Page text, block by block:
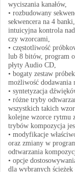
wyciszania kanałów,
• rozbudowany
sekwencera na 4
intuicyjna kontrola
czy wzorcami,
• częstotliwość
lub 8 bitów, program
płyty Audio CD,
• bogaty zestaw
możliwość dodawania
• syntetyzacja
• różne tryby
wszystkich takich
kolejne wzorce rytmu
trybów kompozycja
• modyfikacje
oraz zmiany w
odtwarzania
• opcje
dla wybranych ścieżek